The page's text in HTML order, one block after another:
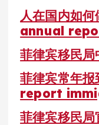
人在国内如
annual
菲律宾移民局
菲律宾常年
report
菲律宾移民